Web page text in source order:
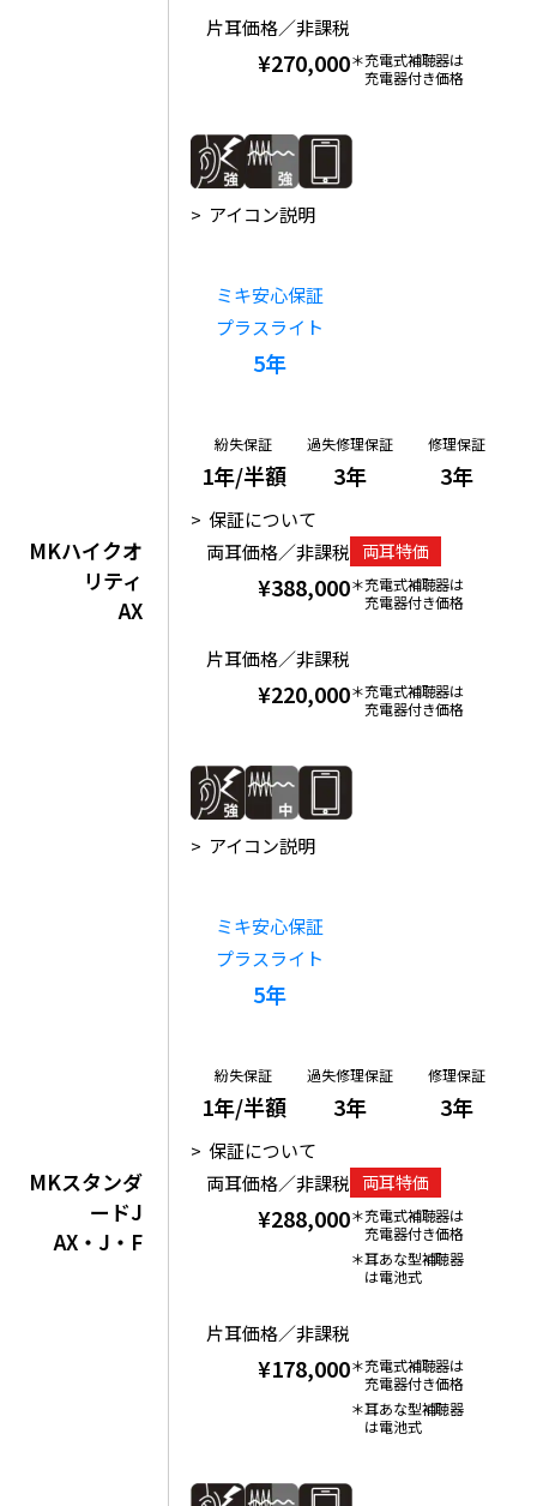
片耳価格／非課税
¥270,000
充電式補聴器は
充電器付き価格
アイコン説明
ミキ安心保証
プラスライト
5年
紛失保証
1年/半額
過失修理保証
3年
修理保証
3年
保証について
MKハイクオ
リティ
AX
両耳価格／非課税 両耳特価
¥388,000
充電式補聴器は
充電器付き価格
片耳価格／非課税
¥220,000
充電式補聴器は
充電器付き価格
アイコン説明
ミキ安心保証
プラスライト
5年
紛失保証
1年/半額
過失修理保証
3年
修理保証
3年
保証について
MKスタンダ
ードJ
AX・J・F
両耳価格／非課税 両耳特価
¥288,000
充電式補聴器は
充電器付き価格
耳あな型補聴器
は電池式
片耳価格／非課税
¥178,000
充電式補聴器は
充電器付き価格
耳あな型補聴器
は電池式